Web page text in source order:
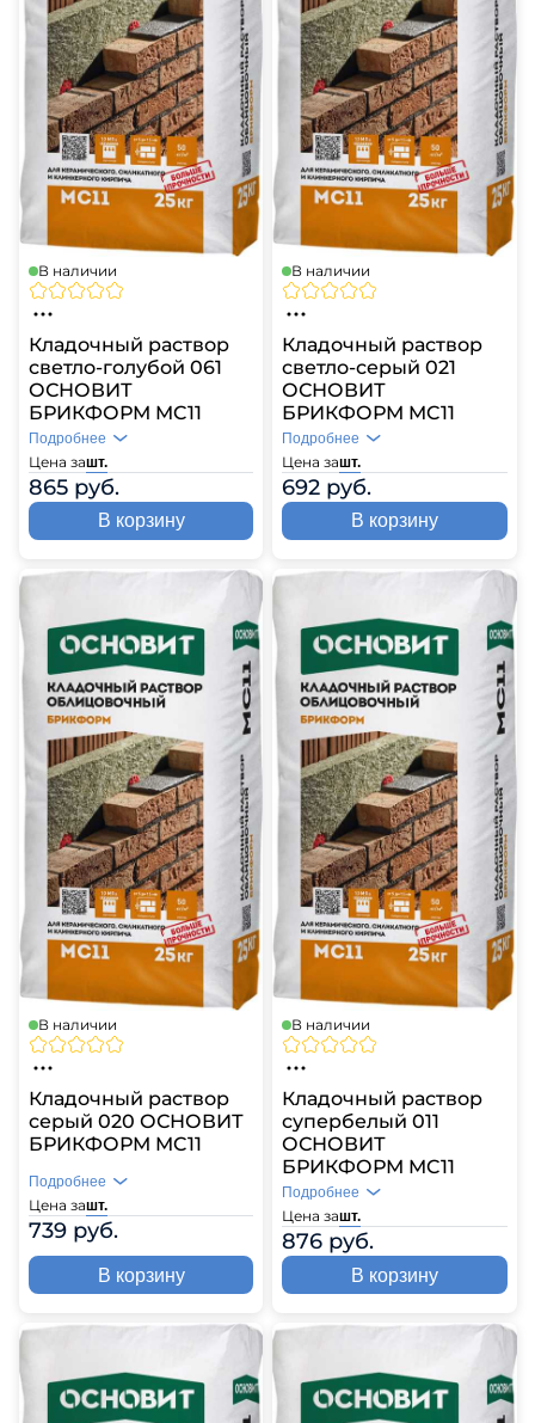
В наличии
Кладочный раствор
светло-голубой 061
ОСНОВИТ
БРИКФОРМ MC11
Цена зашт.
865 руб.
Подробнее
В корзину
В наличии
Кладочный раствор
светло-серый 021
ОСНОВИТ
БРИКФОРМ MC11
Цена зашт.
692 руб.
Подробнее
В корзину
В наличии
Кладочный раствор
серый 020 ОСНОВИТ
БРИКФОРМ MC11
Цена зашт.
739 руб.
Подробнее
В корзину
В наличии
Кладочный раствор
супербелый 011
ОСНОВИТ
БРИКФОРМ MC11
Цена зашт.
876 руб.
Подробнее
В корзину